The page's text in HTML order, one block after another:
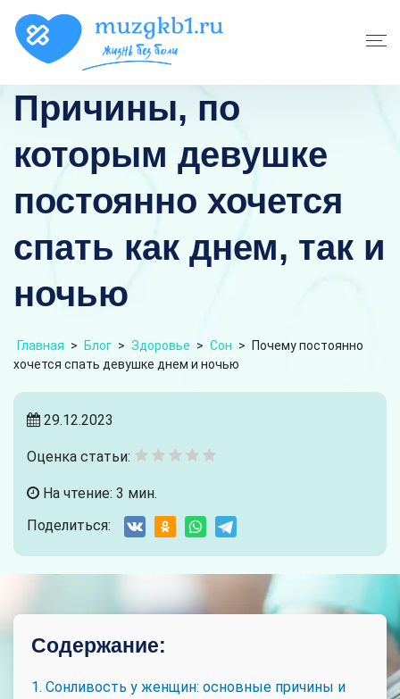
Причины, по
которым девушке
постоянно хочется
спать как днем, так и
ночью
Главная > Блог > Здоровье > Сон >
Почему постоянно
хочется спать девушке днем и ночью
29.12.2023
Оценка статьи:
На чтение: 3 мин.
Поделиться:
Содержание:
1. Сонливость у женщин: основные причины и